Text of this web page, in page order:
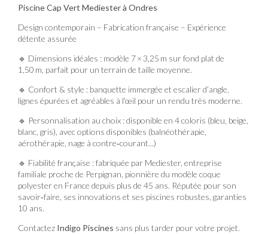
Piscine Cap Vert Mediester à Ondres
Design contemporain – Fabrication française – Expérience
détente assurée
🔹 Dimensions idéales : modèle 7 × 3,25 m sur fond plat de
1,50 m, parfait pour un terrain de taille moyenne.
🔹 Confort & style : banquette immergée et escalier d’angle,
lignes épurées et agréables à l’œil pour un rendu très moderne.
🔹 Personnalisation au choix : disponible en 4 coloris (bleu, beige,
blanc, gris), avec options disponibles (balnéothérapie,
aérothérapie, nage à contre‑courant...)
🔹 Fiabilité française : fabriquée par Mediester, entreprise
familiale proche de Perpignan, pionnière du modèle coque
polyester en France depuis plus de 45 ans. Réputée pour son
savoir‑faire, ses innovations et ses piscines robustes, garanties
10 ans.
Contactez Indigo Piscines sans plus tarder pour votre projet.